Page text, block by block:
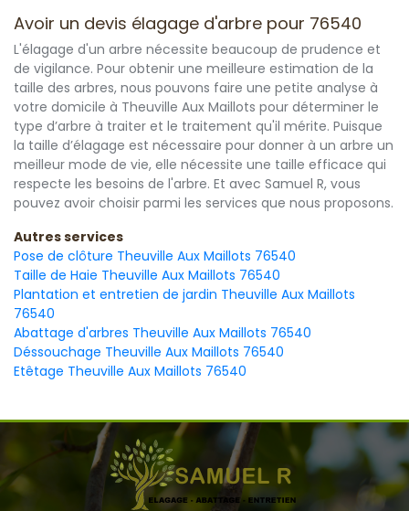
Avoir un devis élagage d'arbre pour 76540
L'élagage d'un arbre nécessite beaucoup de prudence et
de vigilance. Pour obtenir une meilleure estimation de la
taille des arbres, nous pouvons faire une petite analyse à
votre domicile à Theuville Aux Maillots pour déterminer le
type d’arbre à traiter et le traitement qu'il mérite. Puisque
la taille d’élagage est nécessaire pour donner à un arbre un
meilleur mode de vie, elle nécessite une taille efficace qui
respecte les besoins de l'arbre. Et avec Samuel R, vous
pouvez avoir choisir parmi les services que nous proposons.
Autres services
Pose de clôture Theuville Aux Maillots 76540
Taille de Haie Theuville Aux Maillots 76540
Plantation et entretien de jardin Theuville Aux Maillots
76540
Abattage d'arbres Theuville Aux Maillots 76540
Déssouchage Theuville Aux Maillots 76540
Etêtage Theuville Aux Maillots 76540